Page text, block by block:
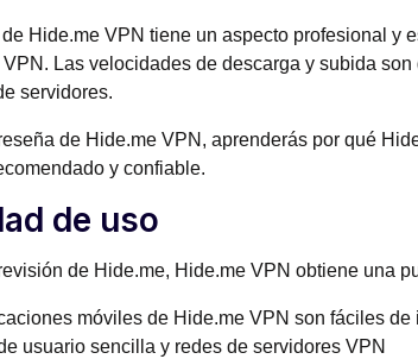
Hide.me VPN tiene un aspecto profesional y
Las velocidades de descarga y subida
servidores.
de Hide.me VPN, aprenderás por qué
y confiable.
de uso
de Hide.me, Hide.me VPN obtiene una
móviles de Hide.me VPN son fáciles de
usuario sencilla y redes de servidores VPN